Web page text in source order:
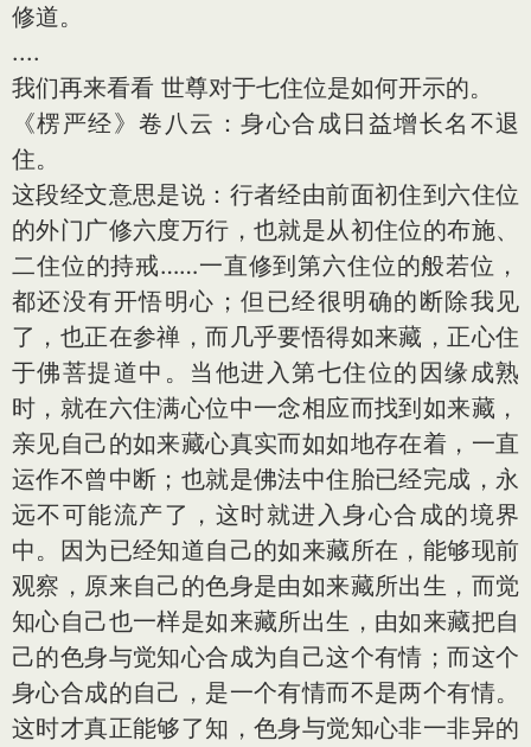
修道。
....
我们再来看看 世尊对于七住位是如何开示的。
《楞严经》卷八云：身心合成日益增长名不退
住。
这段经文意思是说：行者经由前面初住到六住位
的外门广修六度万行，也就是从初住位的布施、
二住位的持戒……一直修到第六住位的般若位，
都还没有开悟明心；但已经很明确的断除我见
了，也正在参禅，而几乎要悟得如来藏，正心住
于佛菩提道中。当他进入第七住位的因缘成熟
时，就在六住满心位中一念相应而找到如来藏，
亲见自己的如来藏心真实而如如地存在着，一直
运作不曾中断；也就是佛法中住胎已经完成，永
远不可能流产了，这时就进入身心合成的境界
中。因为已经知道自己的如来藏所在，能够现前
观察，原来自己的色身是由如来藏所出生，而觉
知心自己也一样是如来藏所出生，由如来藏把自
己的色身与觉知心合成为自己这个有情；而这个
身心合成的自己，是一个有情而不是两个有情。
这时才真正能够了知，色身与觉知心非一非异的